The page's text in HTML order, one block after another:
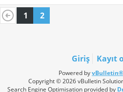
1 2
Giriş Kayıt
Powered byvBulletin®
Copyright © 2026 vBulletin
Search Engine Optimisation provided by